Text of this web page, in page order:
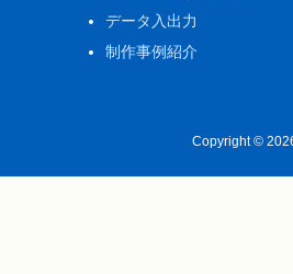
データ入出力
制作事例紹介
Copyright ©